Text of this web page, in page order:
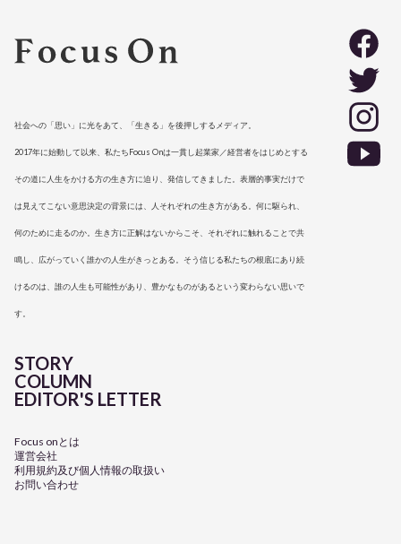
社会への「思い」に光をあて、「生きる」を後押しするメディア。
2017年に始動して以来、私たちFocus Onは一貫し起業家／経営者をはじめとする
その道に人生をかける方の生き方に迫り、発信してきました。表層的事実だけで
は見えてこない意思決定の背景には、人それぞれの生き方がある。何に駆られ、
何のために走るのか。生き方に正解はないからこそ、それぞれに触れることで共
鳴し、広がっていく誰かの人生がきっとある。そう信じる私たちの根底にあり続
けるのは、誰の人生も可能性があり、豊かなものがあるという変わらない思いで
す。
STORY
COLUMN
EDITOR'S LETTER
Focus onとは
運営会社
利用規約及び個人情報の取扱い
お問い合わせ